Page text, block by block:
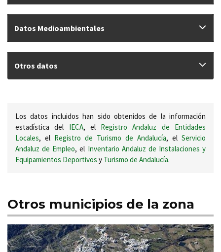
Datos Medioambientales
Otros datos
Los datos incluidos han sido obtenidos de la información
estadística del IECA, el Registro Andaluz de Entidades
Locales, el Registro de Turismo de Andalucía, el Servicio
Andaluz de Empleo, el Inventario Andaluz de Instalaciones y
Equipamientos Deportivos y Turismo de Andalucía.
Otros municipios de la zona